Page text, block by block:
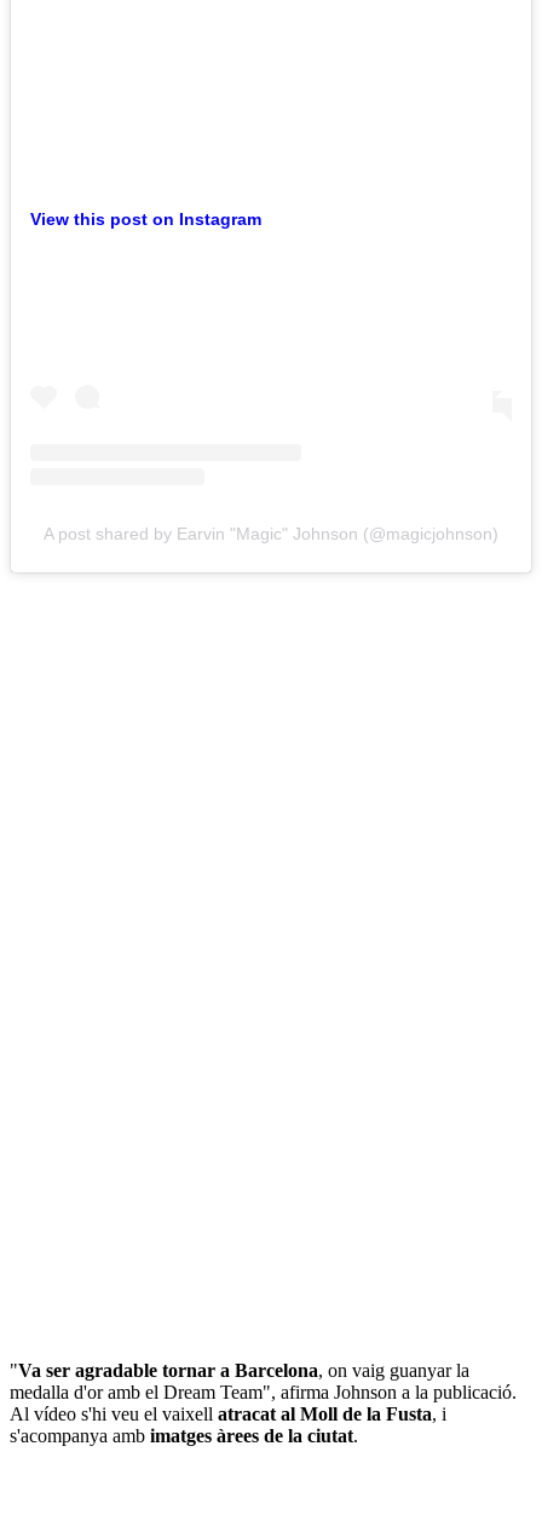
View this post on Instagram
A post shared by Earvin "Magic" Johnson (@magicjohnson)
"Va ser agradable tornar a Barcelona, on vaig guanyar la
medalla d'or amb el Dream Team", afirma Johnson a la publicació.
Al vídeo s'hi veu el vaixell atracat al Moll de la Fusta, i
s'acompanya amb imatges àrees de la ciutat.